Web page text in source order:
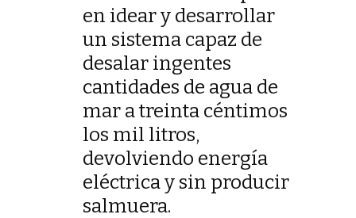
en idear y desarrollar
un sistema capaz de
desalar ingentes
cantidades de agua de
mar a treinta céntimos
los mil litros,
devolviendo energía
eléctrica y sin producir
salmuera.